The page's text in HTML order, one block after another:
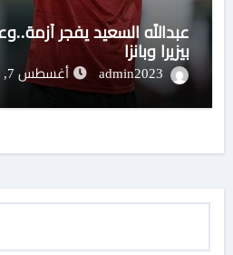
عبدالله السعيد يفجر
بيزيرا وبانزا
admin2023 أغسطس 7, 2026